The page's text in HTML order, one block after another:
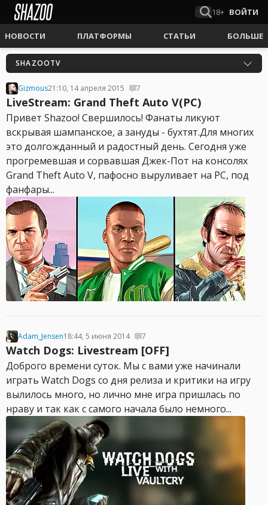
18+ ВОЙТИ
НОВОСТИ ПЛАТФОРМЫ СТАТЬИ БОЛЬШЕ
SHAZOOTV
Gizmous21:10, 14 апреля 2015 7
LiveStream: Grand Theft Auto V(PC)
Привет Shazoo! Свершилось! Фанаты ликуют
вскрывая шампанское, а зануды - бухтят.Для многих
это долгожданный и радостный день. Сегодня уже
прогремевшая и сорвавшая Джек-Пот на консолях
Grand Theft Auto V, пафосно выруливает на PC, под
фанфары...
Adam_Jensen18:44, 5 июня 2014 7
Watch Dogs: Livestream [OFF]
Доброго времени суток. Мы с вами уже начинали
играть Watch Dogs cо дня релиза и критики на игру
вылилось много, но лично мне игра пришлась по
нраву и так как с самого начала было немного...